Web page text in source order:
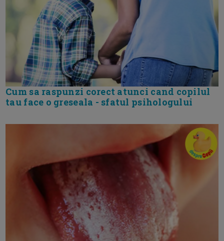
Cum sa raspunzi corect atunci cand copilul
tau face o greseala - sfatul psihologului